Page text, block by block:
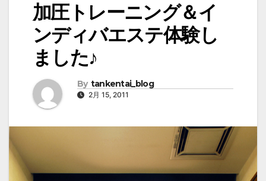
加圧トレーニング＆イ
ンディバエステ体験し
ました♪
By tankentai_blog
2月 15, 2011